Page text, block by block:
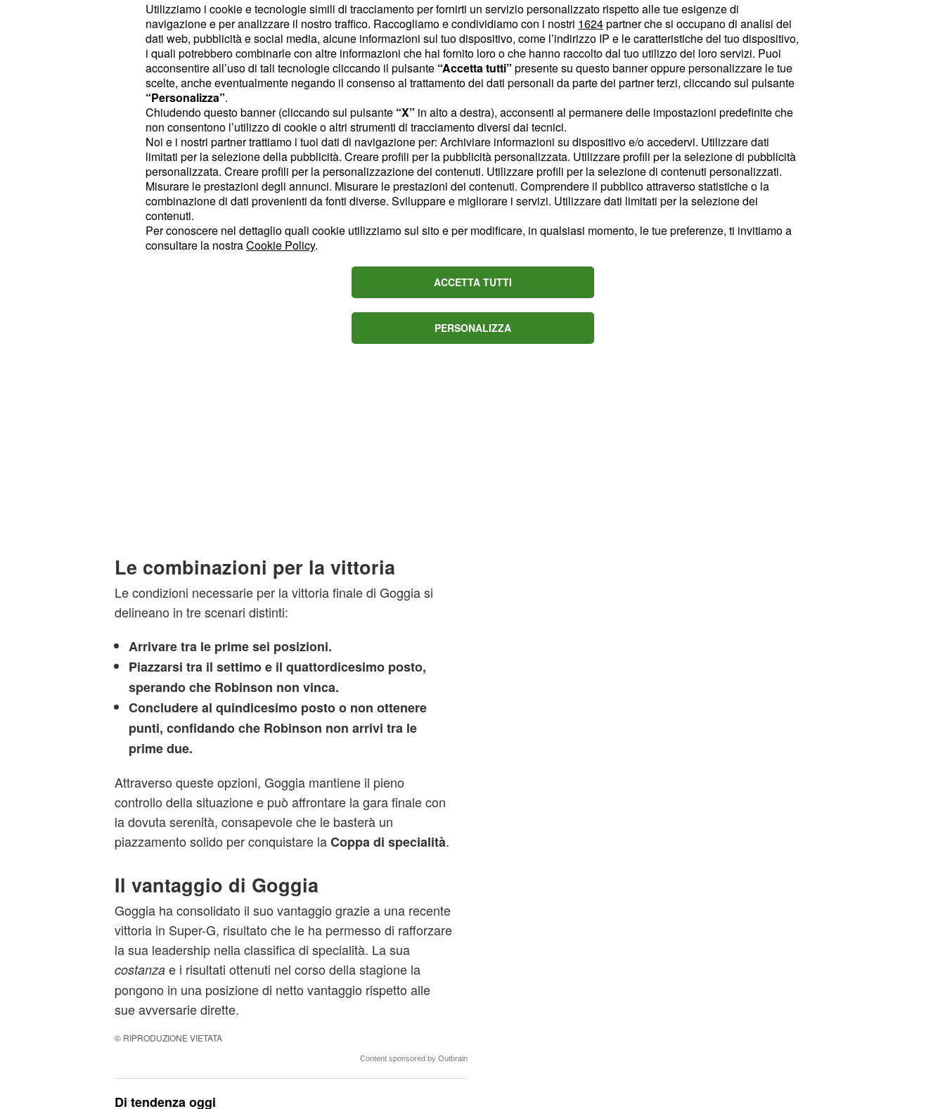
posto, dovrà auspicare che Robinson non vinca la
competizione. Infine, se Goggia dovesse arrivare
quindicesima o non accumulare punti (considerando che
solo le prime quindici atlete ottengono punti alle Finali),
dovrà confidare che Robinson non si classifichi tra le prime
Chi può insidiare il primato
Attualmente,Alice Robinsonrappresenta l'unica atleta
ancora in grado di minacciare il primato di Goggia.
Nessun'altra sciatrice è matematicamente in corsa per il
titolo di specialità, il che rende la situazione decisamente
favorevole per l'atleta italiana, che risulta essere"padrona
Le combinazioni per la vittoria
Le condizioni necessarie per la vittoria finale di Goggia si
delineano in tre scenari distinti:
Arrivare tra le prime sei posizioni.
Piazzarsi tra il settimo e il quattordicesimo posto,
sperando che Robinson non vinca.
Concludere al quindicesimo posto o non ottenere
punti, confidando che Robinson non arrivi tra le
prime due.
Attraverso queste opzioni, Goggia mantiene il pieno
controllo della situazione e può affrontare la gara finale con
la dovuta serenità, consapevole che le basterà un
piazzamento solido per conquistare laCoppa di specialità.
Il vantaggio di Goggia
Goggia ha consolidato il suo vantaggio grazie a una recente
vittoria in Super-G, risultato che le ha permesso di rafforzare
la sua leadership nella classifica di specialità. La sua
costanzae i risultati ottenuti nel corso della stagione la
pongono in una posizione di netto vantaggio rispetto alle
sue avversarie dirette.
© RIPRODUZIONE VIETATA
Content sponsored by Outbrain
Di tendenza oggi
Utilizziamo i cookie e tecnologie simili di tracciamento per fornirti un servizio personalizzato rispetto alle tue esigenze di
navigazione e per analizzare il nostro traffico. Raccogliamo e condividiamo con i nostri 1624partner che si occupano di analisi dei
dati web, pubblicità e social media, alcune informazioni sul tuo dispositivo, come l’indirizzo IP e le caratteristiche del tuo dispositivo,
i quali potrebbero combinarle con altre informazioni che hai fornito loro o che hanno raccolto dal tuo utilizzo dei loro servizi. Puoi
acconsentire all’uso di tali tecnologie cliccando il pulsante “Accetta tutti” presente su questo banner oppure personalizzare le tue
scelte, anche eventualmente negando il consenso al trattamento dei dati personali da parte dei partner terzi, cliccando sul pulsante
“Personalizza”.
Chiudendo questo banner (cliccando sul pulsante “X” in alto a destra), acconsenti al permanere delle impostazioni predefinite che
non consentono l’utilizzo di cookie o altri strumenti di tracciamento diversi dai tecnici.
Noi e i nostri partner trattiamo i tuoi dati di navigazione per: Archiviare informazioni su dispositivo e/o accedervi. Utilizzare dati
limitati per la selezione della pubblicità. Creare profili per la pubblicità personalizzata. Utilizzare profili per la selezione di pubblicità
personalizzata. Creare profili per la personalizzazione dei contenuti. Utilizzare profili per la selezione di contenuti personalizzati.
Misurare le prestazioni degli annunci. Misurare le prestazioni dei contenuti. Comprendere il pubblico attraverso statistiche o la
combinazione di dati provenienti da fonti diverse. Sviluppare e migliorare i servizi. Utilizzare dati limitati per la selezione dei
contenuti.
Per conoscere nel dettaglio quali cookie utilizziamo sul sito e per modificare, in qualsiasi momento, le tue preferenze, ti invitiamo a
consultare la nostraCookie Policy.
ACCETTA TUTTI
PERSONALIZZA